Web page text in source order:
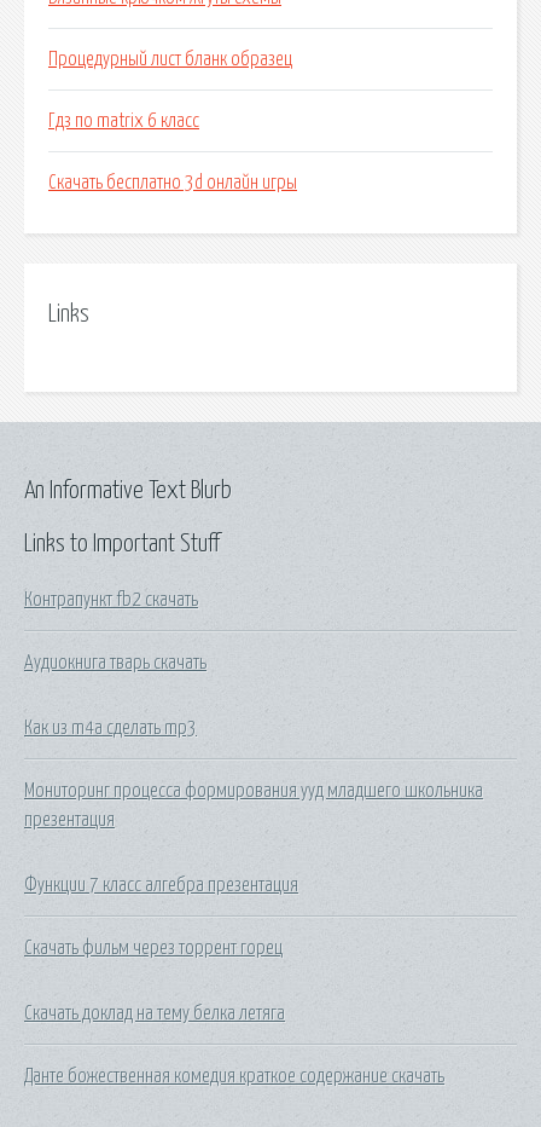
Процедурный лист бланк образец
Гдз по matrix 6 класс
Скачать бесплатно 3d онлайн игры
Links
Links to Important Stuff
Контрапункт fb2 скачать
Аудиокнига тварь скачать
Как из m4a сделать mp3
Мониторинг процесса формирования ууд младшего школьника
презентация
Функции 7 класс алгебра презентация
Скачать фильм через торрент горец
Скачать доклад на тему белка летяга
Данте божественная комедия краткое содержание скачать
An Informative Text Blurb